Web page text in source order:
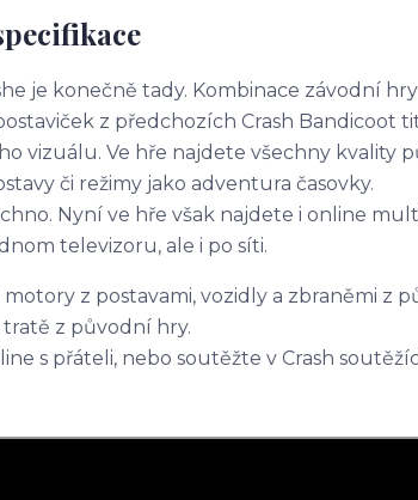
je konečně tady. Kombinace závodní
z předchozích Crash Bandicoot
vizuálu. Ve hře najdete všechny kvality
či režimy jako adventura časovky.
Nyní ve hře však najdete i online
televizoru, ale i po síti.
z postavami, vozidly a zbraněmi z
z původní hry.
s přáteli, nebo soutěžte v Crash